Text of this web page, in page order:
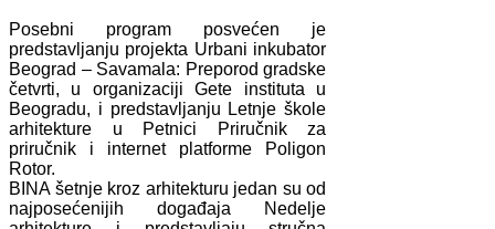
Posebni program posvećen je
predstavljanju projekta Urbani inkubator
Beograd – Savamala: Preporod gradske
četvrti, u organizaciji Gete instituta u
Beogradu, i predstavljanju Letnje škole
arhitekture u Petnici Priručnik za
priručnik i internet platforme Poligon
Rotor.
BINA šetnje kroz arhitekturu jedan su od
najposećenijih događaja Nedelje